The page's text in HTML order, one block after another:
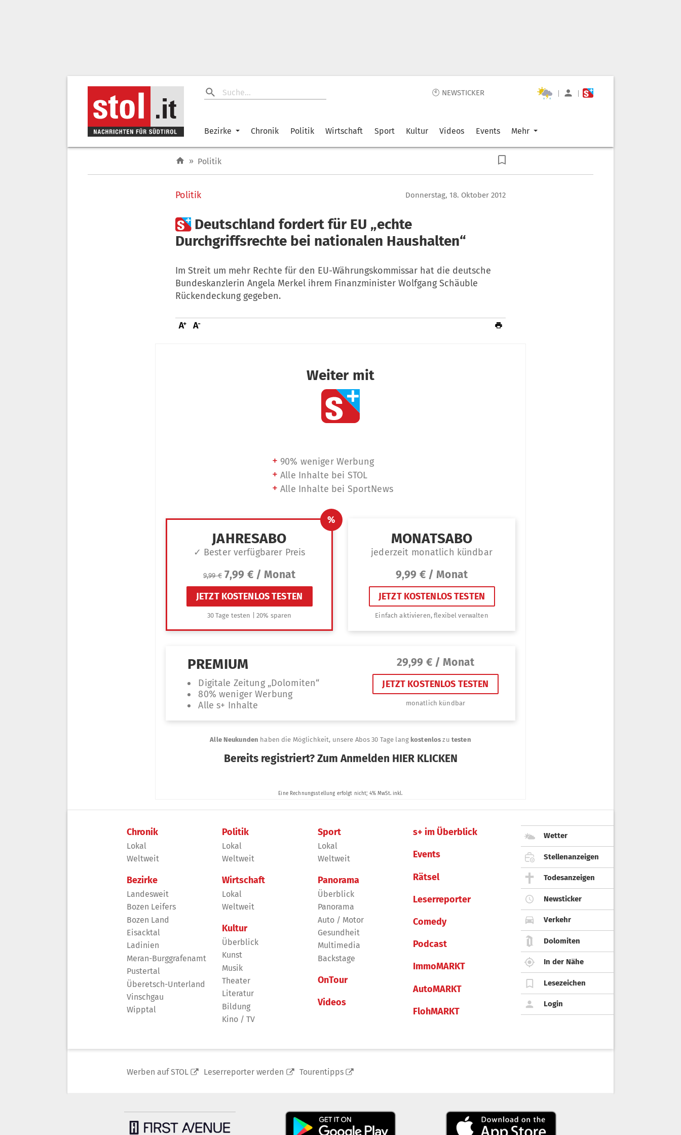
🕙 NEWSTICKER | |
Bezirke Chronik Politik Wirtschaft Sport Kultur Videos Events Mehr
» Politik
Politik Donnerstag, 18. Oktober 2012
 Deutschland fordert für EU „echte
Durchgriffsrechte bei nationalen Haushalten“
Im Streit um mehr Rechte für den EU-Währungskommissar hat die deutsche
Bundeskanzlerin Angela Merkel ihrem Finanzminister Wolfgang Schäuble
Rückendeckung gegeben.
Chronik
Lokal
Weltweit
Bezirke
Landesweit
Bozen Leifers
Bozen Land
Eisacktal
Ladinien
Meran-Burggrafenamt
Pustertal
Überetsch-Unterland
Vinschgau
Wipptal
Politik
Lokal
Weltweit
Wirtschaft
Lokal
Weltweit
Kultur
Überblick
Kunst
Musik
Theater
Literatur
Bildung
Kino / TV
Sport
Lokal
Weltweit
Panorama
Überblick
Panorama
Auto / Motor
Gesundheit
Multimedia
Backstage
OnTour
Videos
s+ im Überblick
Events
Rätsel
Leserreporter
Comedy
Podcast
ImmoMARKT
AutoMARKT
FlohMARKT
Wetter
Stellenanzeigen
Todesanzeigen
Newsticker
Verkehr
Dolomiten
In der Nähe
Lesezeichen
Login
Werben auf STOL Leserreporter werden Tourentipps